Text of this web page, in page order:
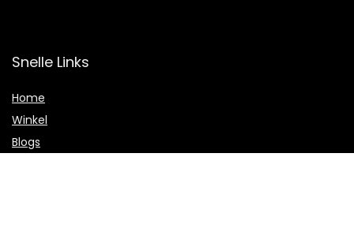
Snelle Links
Home
Winkel
Blogs